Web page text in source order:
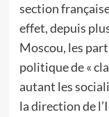
section
effet, depuis
Moscou, les
politique de «
autant les
la direction de